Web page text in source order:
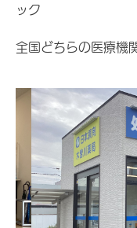
ック
全国どちらの医療機